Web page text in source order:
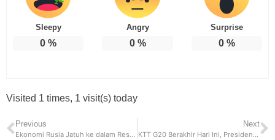
Sleepy
0 %
Angry
0%
Surprise
0%
Visited 1 times, 1 visit(s) today
Previous
Ekonomi Rusia Jatuh ke dalam Resesi
Next
KTT G20 Berakhir Hari Ini, Presiden Jokowi Titip Amanah ke India Untuk Lanjutkan Presidensi G20